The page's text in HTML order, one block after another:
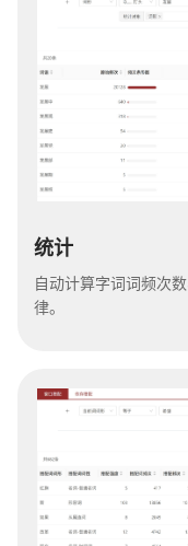
统计
自动计算字词词频次
律。